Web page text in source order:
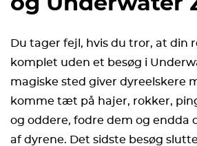
Du tager fejl, hvis du tror, at din
komplet uden et besøg i
magiske sted giver dyreelskere
komme tæt på hajer, rokker,
og oddere, fodre dem og endda
af dyrene. Det sidste besøg